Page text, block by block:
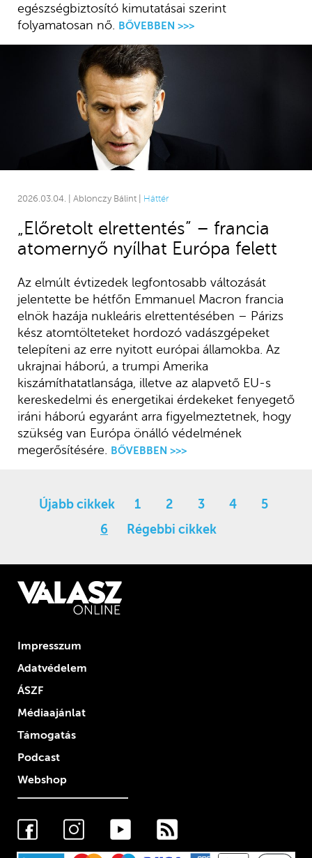
2026.03.04. | Ablonczy Bálint | Háttér
„Előretolt elrettentés” – francia
atomernyő nyílhat Európa felett
Az elmúlt évtizedek legfontosabb változását
jelentette be hétfőn Emmanuel Macron francia
elnök hazája nukleáris elrettentésében – Párizs
kész atomtölteteket hordozó vadászgépeket
telepíteni az erre nyitott európai államokba. Az
ukrajnai háború, a trumpi Amerika
kiszámíthatatlansága, illetve az alapvető EU-s
kereskedelmi és energetikai érdekeket fenyegető
iráni háború egyaránt arra figyelmeztetnek, hogy
szükség van Európa önálló védelmének
megerősítésére.
BŐVEBBEN >>>
egészségbiztosító kimutatásai szerint
folyamatosan nő.
BŐVEBBEN >>>
Újabb cikkek 1 2 3 4
5
6
Régebbi cikkek
Impresszum
Adatvédelem
ÁSZF
Médiaajánlat
Támogatás
Podcast
Webshop